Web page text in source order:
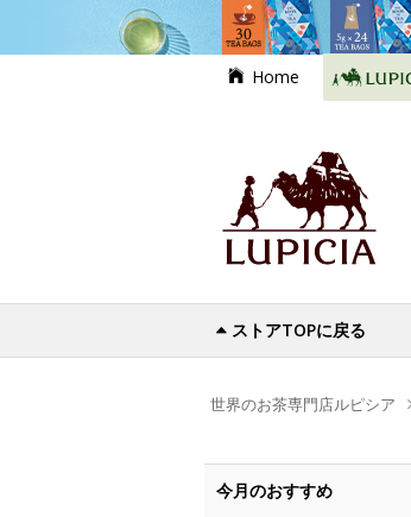
Home
ストアTOPに戻る
世界のお茶専門店ルピシア
今月のおすすめ